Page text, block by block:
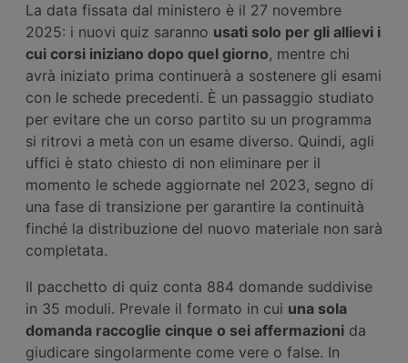
La data fissata dal ministero è il 27 novembre
2025: i nuovi quiz saranno usati solo per gli allievi i
cui corsi iniziano dopo quel giorno, mentre chi
avrà iniziato prima continuerà a sostenere gli esami
con le schede precedenti. È un passaggio studiato
per evitare che un corso partito su un programma
si ritrovi a metà con un esame diverso. Quindi, agli
uffici è stato chiesto di non eliminare per il
momento le schede aggiornate nel 2023, segno di
una fase di transizione per garantire la continuità
finché la distribuzione del nuovo materiale non sarà
completata.
Il pacchetto di quiz conta 884 domande suddivise
in 35 moduli. Prevale il formato in cui una sola
domanda raccoglie cinque o sei affermazioni da
giudicare singolarmente come vere o false. In